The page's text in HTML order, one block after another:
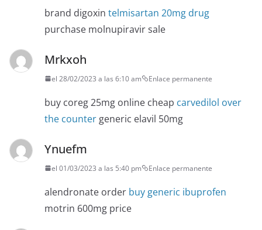
brand digoxin telmisartan 20mg drug
purchase molnupiravir sale
Mrkxoh
el 28/02/2023 a las 6:10 am Enlace permanente
buy coreg 25mg online cheap carvedilol over
the counter generic elavil 50mg
Ynuefm
el 01/03/2023 a las 5:40 pm Enlace permanente
alendronate order buy generic ibuprofen
motrin 600mg price